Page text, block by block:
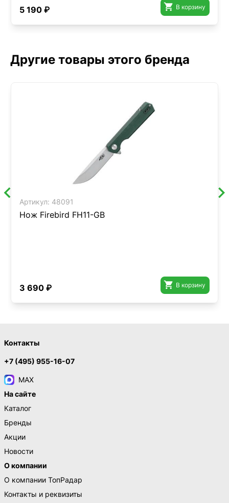
5 190 ₽  В корзину
Другие товары этого бренда
Артикул: 48091
Нож Firebird FH11-GB
3 690 ₽  В корзину
Контакты
+7 (495) 955-16-07
MAX
На сайте
Каталог
Бренды
Акции
Новости
О компании
О компании ТопРадар
Контакты и реквизиты